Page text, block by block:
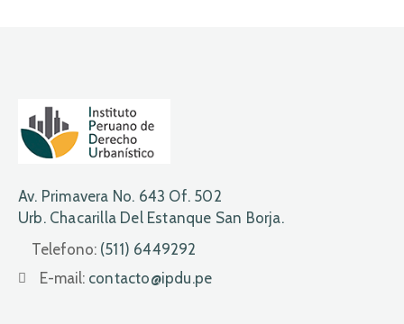
Av. Primavera No. 643 Of. 502
Urb. Chacarilla Del Estanque San Borja.
Telefono: (511) 6449292
E-mail: contacto@ipdu.pe